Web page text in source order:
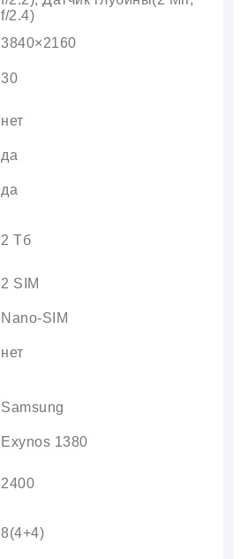
f/2.4)
3840×2160
30
нет
да
да
2 Тб
2 SIM
Nano-SIM
нет
Samsung
Exynos 1380
2400
8(4+4)